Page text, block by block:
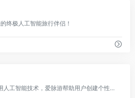
终极人工智能旅行伴侣！
Aicotravel: 运用人工智能技术，爱脉游帮助用户创建个性化的旅行行程并探索世界。